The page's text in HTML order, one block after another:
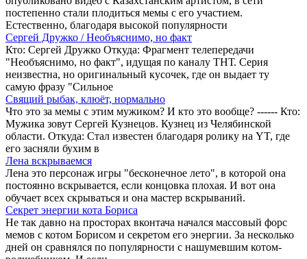
постепенно стали плодиться мемы с его участием.
Естественно, благодаря высокой популярности
Сергей Дружко / Необъяснимо, но факт
Кто: Сергей Дружко Откуда: Фрагмент телепередачи
"Необъяснимо, но факт", идущая по каналу ТНТ. Серия
неизвестна, но оригинальный кусочек, где он выдает ту
самую фразу "Сильное
Свящий рыбак, клюёт, нормально
Что это за мемы с этим мужиком? И кто это вообще? ------ Кто:
Мужика зовут Сергей Кузнецов. Кузнец из Челябинской
области. Откуда: Стал известен благодаря ролику на YT, где
его засняли бухим в
Лена вскрываемся
Лена это персонаж игры "бесконечное лето", в которой она
постоянно вскрывается, если концовка плохая. И вот она
обучает всех скрываться и она мастер вскрываний.
Секрет энергии кота Бориса
Не так давно на просторах вконтача начался массовый форс
мемов с котом Борисом и секретом его энергии. За несколько
дней он сравнялся по популярности с нашумевшим котом-